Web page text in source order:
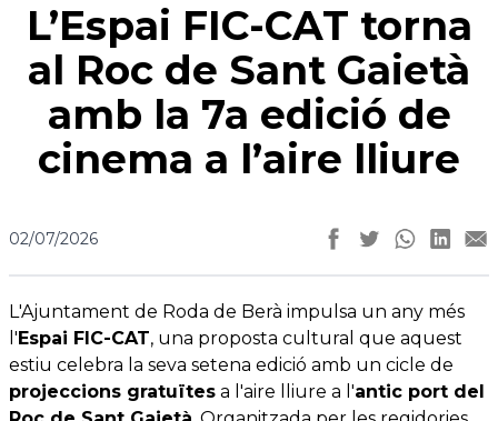
L’Espai FIC-CAT torna
al Roc de Sant Gaietà
amb la 7a edició de
cinema a l’aire lliure
02/07/2026
L'Ajuntament de Roda de Berà impulsa un any més
l'Espai FIC-CAT, una proposta cultural que aquest
estiu celebra la seva setena edició amb un cicle de
projeccions gratuïtes a l'aire lliure a l'antic port del